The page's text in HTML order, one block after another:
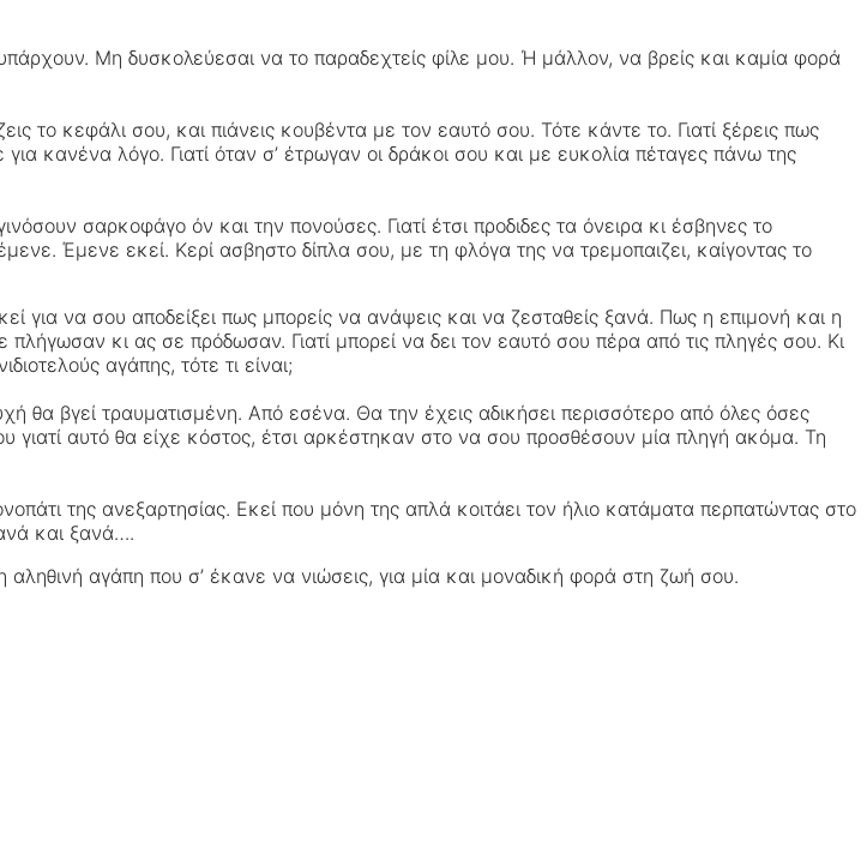
Μη δυσκολεύεσαι να το παραδεχτείς φίλε μου. Ή μάλλον, να βρείς και καμία φορά
το κεφάλι σου, και πιάνεις κουβέντα με τον εαυτό σου. Τότε κάντε το. Γιατί ξέρεις πως
κανένα λόγο. Γιατί όταν σ’ έτρωγαν οι δράκοι σου και με ευκολία πέταγες πάνω της
σαρκοφάγο όν και την πονούσες. Γιατί έτσι προδιδες τα όνειρα κι έσβηνες το
Έμενε εκεί. Κερί ασβηστο δίπλα σου, με τη φλόγα της να τρεμοπαιζει, καίγοντας το
για να σου αποδείξει πως μπορείς να ανάψεις και να ζεσταθείς ξανά. Πως η επιμονή και η
κι ας σε πρόδωσαν. Γιατί μπορεί να δει τον εαυτό σου πέρα από τις πληγές σου. Κι
αγάπης, τότε τι είναι;
βγεί τραυματισμένη. Από εσένα. Θα την έχεις αδικήσει περισσότερο από όλες όσες
γιατί αυτό θα είχε κόστος, έτσι αρκέστηκαν στο να σου προσθέσουν μία πληγή ακόμα. Τη
της ανεξαρτησίας. Εκεί που μόνη της απλά κοιτάει τον ήλιο κατάματα περπατώντας στο
και ξανά….
αληθινή αγάπη που σ’ έκανε να νιώσεις, για μία και μοναδική φορά στη ζωή σου.